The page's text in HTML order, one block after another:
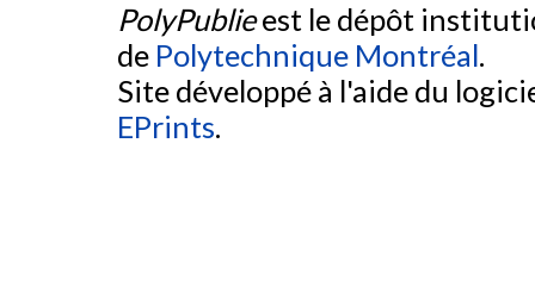
PolyPublieest le dépôt
de Polytechnique Montréal.
Site développé à l'aide du
EPrints.